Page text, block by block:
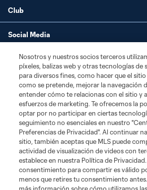
Club
Social Media
Corporate Partnerships
MLS
Legal
Nosotros y nuestros socios terceros
píxeles, balizas web y otras tecnologías de
para diversos fines, como hacer que el
como se pretende, mejorar la navegación
entender cómo te relacionas con el sitio y
esfuerzos de marketing. Te ofrecemos la
optar por no participar en ciertas
seguimiento no esenciales en nuestro
Preferencias de Privacidad". Al continuar
sitio, también aceptas que MLS puede
actividad de visualización de videos con
establece en nuestra Política de Privacidad.
consentimiento para compartir es válido
menos que retires tu consentimiento